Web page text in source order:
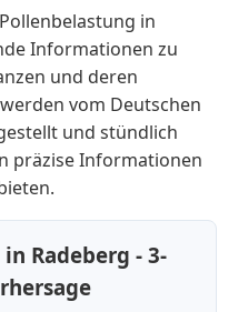
in
Informationen zu
und deren
vom Deutschen
und stündlich
präzise Informationen
Radeberg - 3-